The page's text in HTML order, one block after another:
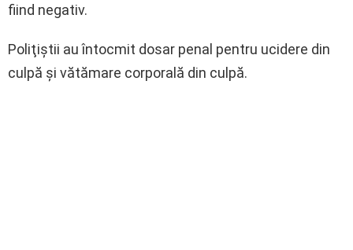
fiind negativ.
Poliţiştii au întocmit dosar penal pentru ucidere din
culpă şi vătămare corporală din culpă.